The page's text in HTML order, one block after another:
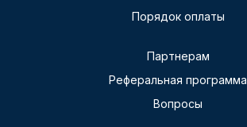
Порядок оплаты
Партнерам
Реферальная программа
Вопросы